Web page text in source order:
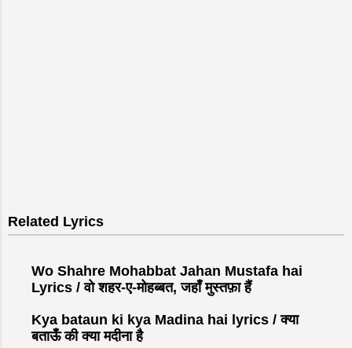
Related Lyrics
Wo Shahre Mohabbat Jahan Mustafa hai
Lyrics / वो शहर-ए-मोहब्बत, जहाँ मुस्तफ़ा हैं
Kya bataun ki kya Madina hai lyrics / क्या
बताऊँ की क्या मदीना है